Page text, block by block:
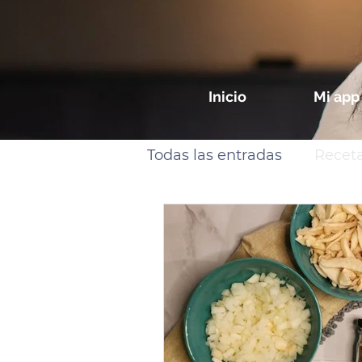
Inicio Mi app
Todas las entradas